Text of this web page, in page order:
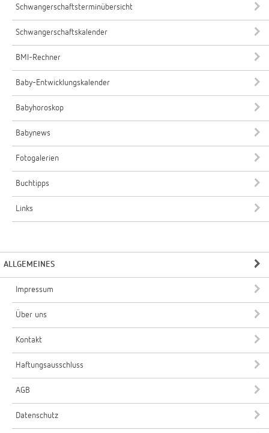
Schwangerschaftsterminübersicht
Schwangerschaftskalender
BMI-Rechner
Baby-Entwicklungskalender
Babyhoroskop
Babynews
Fotogalerien
Buchtipps
Links
ALLGEMEINES
Impressum
Über uns
Kontakt
Haftungsausschluss
AGB
Datenschutz